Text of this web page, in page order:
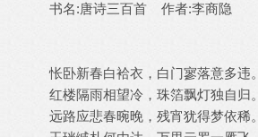
书名:唐诗三百首 作者:李商隐
怅卧新春白袷衣，白门寥落意多违。
红楼隔雨相望冷，珠箔飘灯独自归。
远路应悲春晼晚，残宵犹得梦依稀。